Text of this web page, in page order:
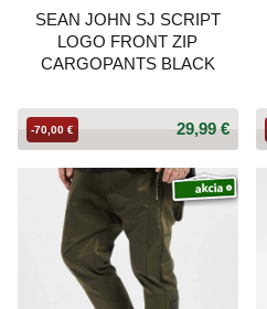
SEAN JOHN SJ SCRIPT
LOGO FRONT ZIP
CARGOPANTS BLACK
29,99 €
-70,00 €